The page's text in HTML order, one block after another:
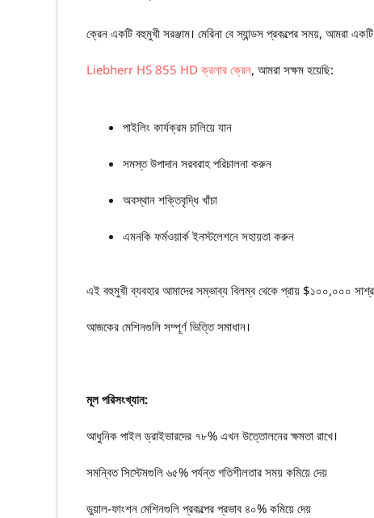
ক্রেন একটি বহুমুখী সরঞ্জাম। মেরিনা বে স্যান্ডস প্রকল্পের সময়, আমরা
Liebherr HS 855 HD ক্রলার ক্রেন, আমরা সক্ষম হয়েছি:
পাইলিং কার্যক্রম চালিয়ে যান
সমস্ত উপাদান সরবরাহ পরিচালনা করুন
অবস্থান শক্তিবৃদ্ধি খাঁচা
এমনকি ফর্মওয়ার্ক ইনস্টলেশনে সহায়তা করুন
এই বহুমুখী ব্যবহার আমাদের সম্ভাব্য বিলম্ব থেকে প্রায় $১০০,০০০
আজকের মেশিনগুলি সম্পূর্ণ ভিত্তি সমাধান।
মূল পরিসংখ্যান:
আধুনিক পাইল ড্রাইভারদের ৭৮% এখন উত্তোলনের ক্ষমতা রাখে।
সমন্বিত সিস্টেমগুলি ৬৫% পর্যন্ত গতিশীলতার সময় কমিয়ে দেয়
ডুয়াল-ফাংশন মেশিনগুলি প্রকল্পের প্রভাব ৪০% কমিয়ে দেয়